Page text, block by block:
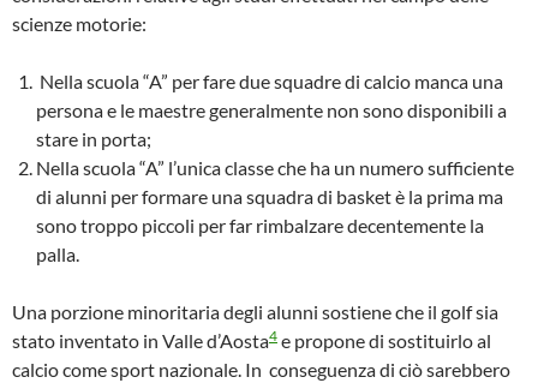
scienze motorie:
Nella scuola “A” per fare due squadre di calcio manca una
persona e le maestre generalmente non sono disponibili a
stare in porta;
Nella scuola “A” l’unica classe che ha un numero sufficiente
di alunni per formare una squadra di basket è la prima ma
sono troppo piccoli per far rimbalzare decentemente la
palla.
Una porzione minoritaria degli alunni sostiene che il golf sia
stato inventato in Valle d’Aosta4 e propone di sostituirlo al
calcio come sport nazionale. In conseguenza di ciò sarebbero